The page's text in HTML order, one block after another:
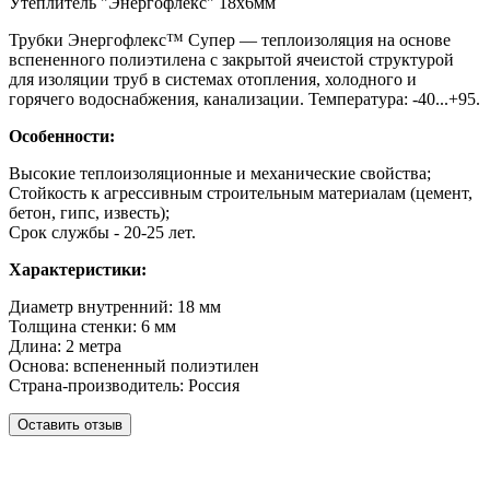
Трубки Энергофлекс™ Супер — теплоизоляция на основе
вспененного полиэтилена с закрытой ячеистой структурой
для изоляции труб в системах отопления, холодного и
горячего водоснабжения, канализации. Температура: -40...+95.
Особенности:
Высокие теплоизоляционные и механические свойства;
Стойкость к агрессивным строительным материалам (цемент,
бетон, гипс, известь);
Cрок службы - 20-25 лет.
Характеристики:
Диаметр внутренний: 18 мм
Толщина стенки: 6 мм
Длина: 2 метра
Основа: вспененный полиэтилен
Страна-производитель: Россия
Оставить отзыв